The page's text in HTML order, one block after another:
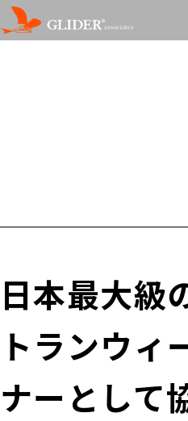
日本最大級
トランウ
ナーとして